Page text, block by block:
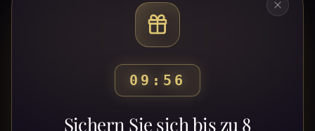
09:53
Sichern Sie sich bis zu 8
Bereit, deinen Weg zu